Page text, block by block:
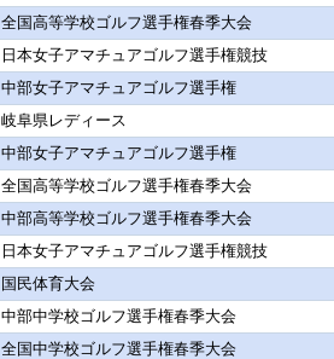
全国高等学校ゴルフ選手権春季大会
日本女子アマチュアゴルフ選手権競技
中部女子アマチュアゴルフ選手権
岐阜県レディース
中部女子アマチュアゴルフ選手権
全国高等学校ゴルフ選手権春季大会
中部高等学校ゴルフ選手権春季大会
日本女子アマチュアゴルフ選手権競技
国民体育大会
中部中学校ゴルフ選手権春季大会
全国中学校ゴルフ選手権春季大会